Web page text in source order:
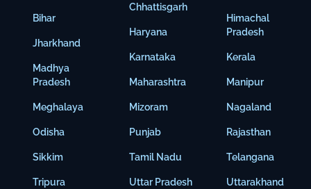
Bihar
Jharkhand
Madhya
Pradesh
Meghalaya
Odisha
Sikkim
Tripura
Chhattisgarh
Haryana
Karnataka
Maharashtra
Mizoram
Punjab
Tamil Nadu
Uttar Pradesh
Himachal
Pradesh
Kerala
Manipur
Nagaland
Rajasthan
Telangana
Uttarakhand